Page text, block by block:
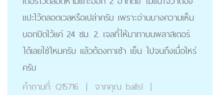
แปะไว้ตลอดเวลหรือเปล่าครับ เพราะอ่านบางความเห็น
บอกปิดไว้แค่ 24 ชม. 2. เจลที่ให้มาทาบนพลาสเตอร์
ได้เลยใช่ไหมครับ แล้วต้องทาเช้า เย็น ไปจนถึงเมื่อไหร่
ครับ
คำถามที่: Q15716 | จากคุณ ballsl |